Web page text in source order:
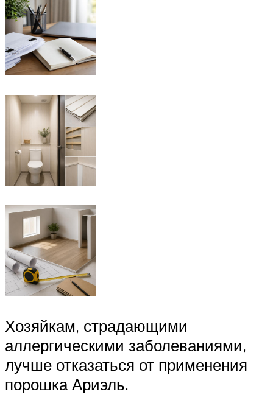
Хозяйкам, страдающими
аллергическими заболеваниями,
лучше отказаться от применения
порошка Ариэль.